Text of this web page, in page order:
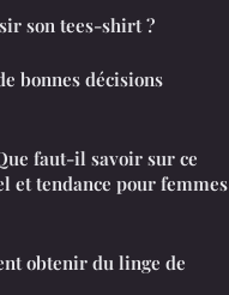
son tees-shirt ?
bonnes décisions
faut-il savoir sur ce
et tendance pour femmes
obtenir du linge de